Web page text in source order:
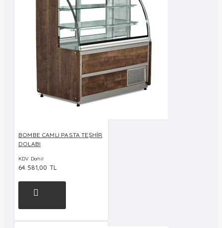
BOMBE CAMLI PASTA TEŞHİR
DOLABI
KDV Dahil
64.581,00 TL